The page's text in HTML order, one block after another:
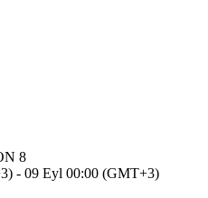
8
- 09 Eyl 00:00 (GMT+3)